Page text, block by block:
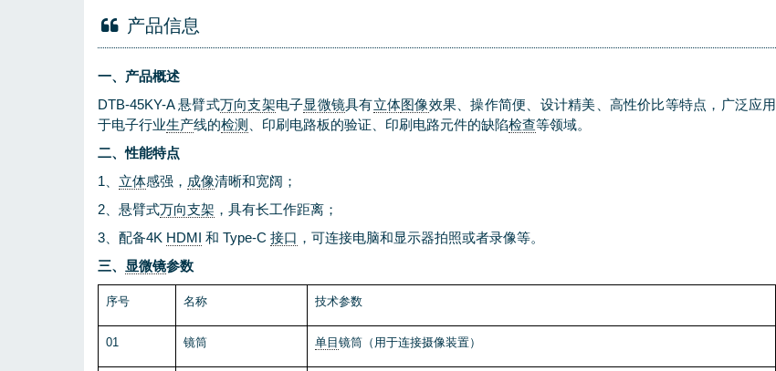
产品信息
一、产品概述
DTB-45KY-A悬臂式万向支架电子显微镜具有立体图像效果、操作简便、设计精美、高性价比等特点，广泛应用
于电子行业生产线的检测 、印刷电路板的验证、印刷电路元件的缺陷检查等领域。
二、性能特点
1、 立体感强， 成像清晰和宽阔；
2、 悬臂式万向支架 ， 具有长工作距离；
3
配备4K HDMI 和 Type-C 接口 ，可连接电脑和显示器拍照或者录像等。
三、 显微镜参数
序号 名称 技术参数
01 镜筒 单目 镜筒（用于连接摄像装置）